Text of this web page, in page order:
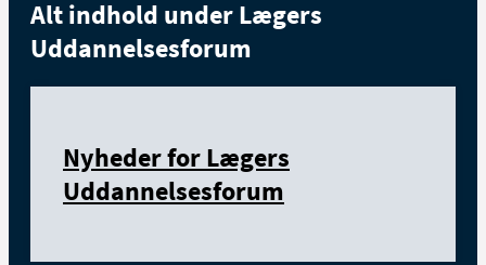
Alt indhold under Lægers
Uddannelsesforum
Nyheder for Lægers
Uddannelsesforum